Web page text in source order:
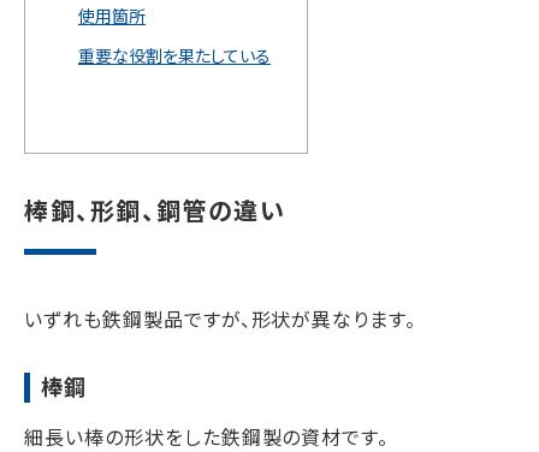
使用箇所
重要な役割を果たしている
棒鋼、形鋼、鋼管の違い
いずれも鉄鋼製品ですが、形状が異なります。
棒鋼
細長い棒の形状をした鉄鋼製の資材です。